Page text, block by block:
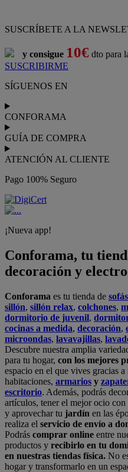
SUSCRÍBETE A LA
y consigue 10€ dto para
SUSCRIBIRME
SÍGUENOS EN
CONFORAMA
GUÍA DE COMPRA
ATENCIÓN AL CLIENTE
Pago 100% Seguro
¡Nueva app!
Conforama, tu
decoración y
Conforama es tu tienda de sofás
sillón, sillón relax, colchones,
dormitorio de juvenil,
cocinas a medida, decoración,
microondas, lavavajillas,
Descubre nuestra amplia
para tu hogar, con los mejores
espacio en el que vives gracias a
habitaciones, armarios y
escritorio. Además, podrás
artículos, tener el mejor ocio
y aprovechar tu jardín en las
realiza el servicio de envío a
Podrás comprar online entre
productos y recibirlo en tu
en nuestras tiendas física. No
hogar y transformarlo en un